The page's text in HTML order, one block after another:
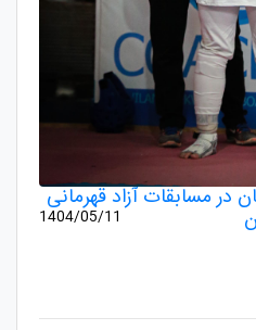
در مسابقات آزاد قهرمانی
1404/05/11